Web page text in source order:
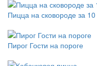
Пицца на сковороде за
Пирог Гости на пороге